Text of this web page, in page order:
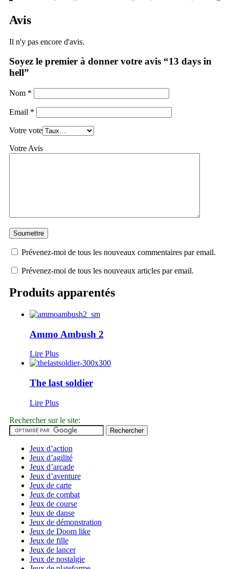
Avis
Il n'y pas encore d'avis.
Soyez le premier à donner votre avis “13 days in
hell”
Nom *
Email *
Votre vote
Votre Avis
Prévenez-moi de tous les nouveaux commentaires par email.
Prévenez-moi de tous les nouveaux articles par email.
Produits apparentés
Ammo Ambush 2
Lire Plus
The last soldier
Lire Plus
Rechercher sur le site:
Jeux d’action
Jeux d’agilité
Jeux d’arcade
Jeux d’aventure
Jeux de carte
Jeux de combat
Jeux de course
Jeux de danse
Jeux de démonstration
Jeux de Doom like
Jeux de fille
Jeux de lancer
Jeux de nostalgie